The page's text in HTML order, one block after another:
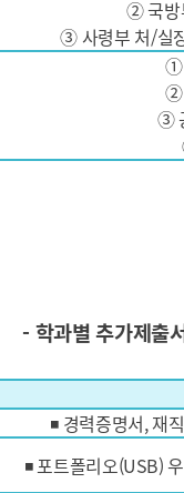
② 국방
③ 사령부 처/실
①
②
③
- 학과별 추가제출
◾ 경력증명서, 재
◾ 포트폴리오(USB)